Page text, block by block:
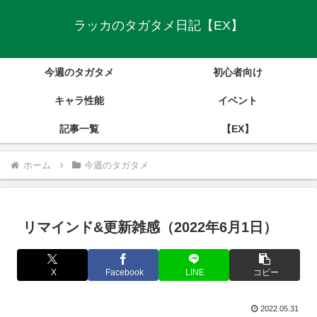
ラッカのタガタメ日記【EX】
今週のタガタメ 初心者向け
キャラ性能 イベント
記事一覧 【EX】
ホーム 今週のタガタメ
リマインド&更新雑感（2022年6月1日）
X Facebook LINE コピー
2022.05.31